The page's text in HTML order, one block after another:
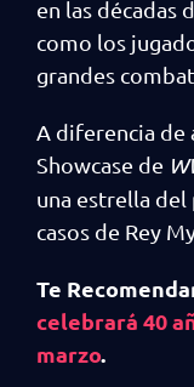
en las décadas
como los
grandes
A diferencia de
Showcase de
una estrella
casos de Rey
Te
celebrará 40
marzo.